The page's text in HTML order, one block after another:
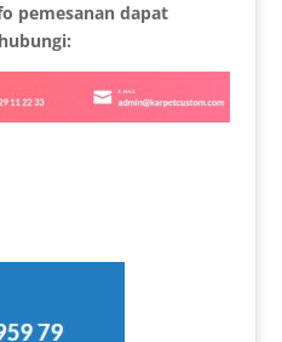
pemesanan dapat